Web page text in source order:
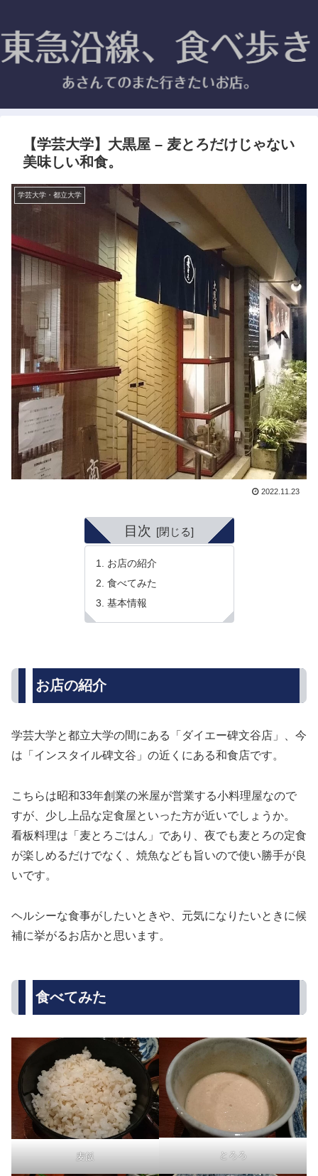
【学芸大学】大黒屋 – 麦とろだけじゃない
美味しい和食。
学芸大学・都立大学
2022.11.23
目次
お店の紹介
食べてみた
基本情報
お店の紹介
学芸大学と都立大学の間にある「ダイエー碑文谷店」、今
は「インスタイル碑文谷」の近くにある和食店です。
こちらは昭和33年創業の米屋が営業する小料理屋なので
すが、少し上品な定食屋といった方が近いでしょうか。
看板料理は「麦とろごはん」であり、夜でも麦とろの定食
が楽しめるだけでなく、焼魚なども旨いので使い勝手が良
いです。
ヘルシーな食事がしたいときや、元気になりたいときに候
補に挙がるお店かと思います。
食べてみた
麦飯 とろろ